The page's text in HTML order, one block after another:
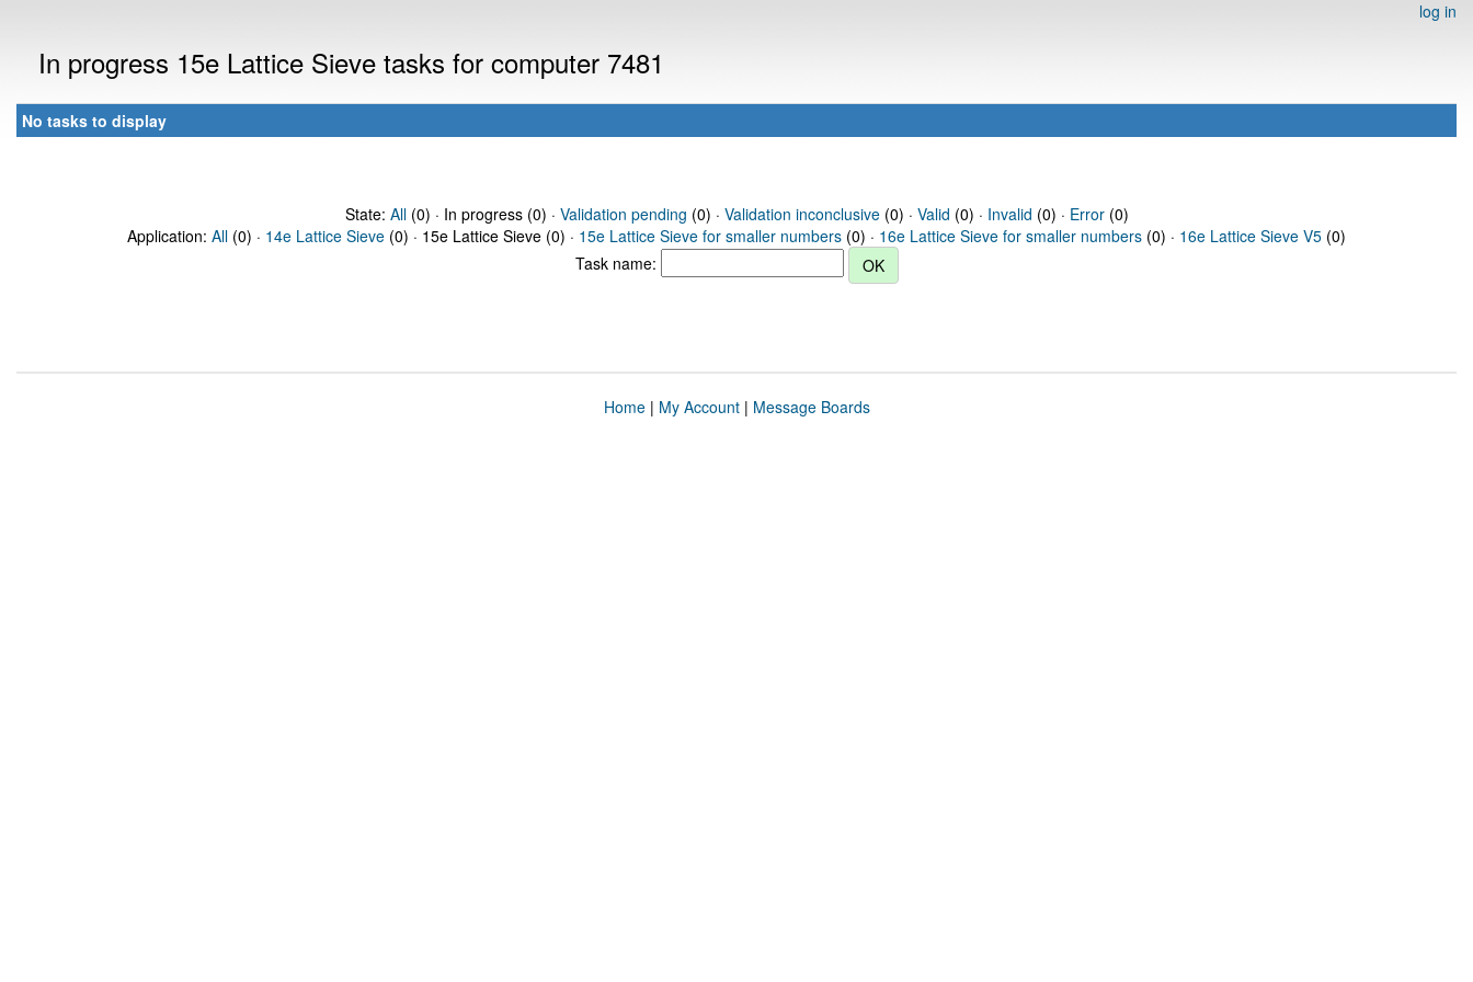
log in
In progress 15e Lattice Sieve tasks for computer 7481
No tasks to display
State: All(0) · In progress (0) · Validation pending (0) · Validation inconclusive(0) · Valid (0) · Invalid (0) · Error(0)
Application: All (0) · 14e Lattice Sieve (0) · 15e Lattice Sieve (0) · 15e Lattice Sieve for smaller numbers (0) · 16e Lattice Sieve for smaller numbers (0) · 16e Lattice Sieve V5 (0)
Task name:
Home| My Account| Message Boards